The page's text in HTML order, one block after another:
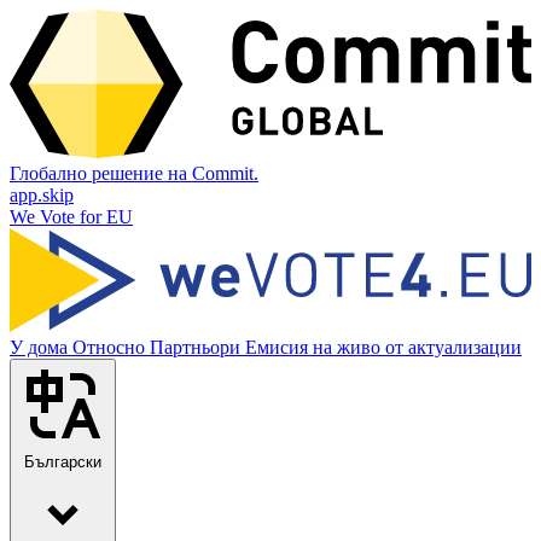
Глобално решение на Commit.
app.skip
We Vote for EU
У дома Относно Партньори Емисия на живо от актуализации
Български